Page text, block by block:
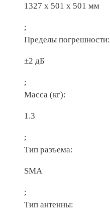
1327 х 501 х 501 мм
;
Пределы погрешности:
±2 дБ
;
Масса (кг):
1.3
;
Тип разъема:
SMA
;
Тип антенны: